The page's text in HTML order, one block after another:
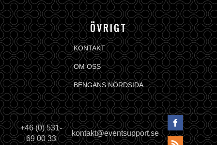
ÖVRIGT
KONTAKT
OM OSS
BENGANS NÖRDSIDA
+46 (0) 531-
69 00 33
kontakt@eventsupport.se